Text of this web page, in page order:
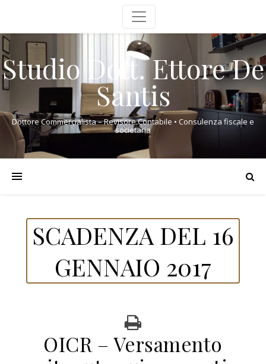
Studio Dott. Ettore De
Santis
Dottore Commercialista – Revisore Contabile • Consulenza fiscale e
societaria
SCADENZA DEL 16
GENNAIO 2017
OICR – Versamento